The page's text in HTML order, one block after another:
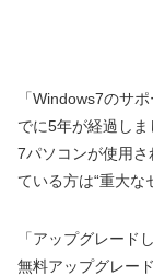
「Windows7のサ
でに5年が経過し
7パソコンが使用さ
ている方は“重大な
「アップグレード
無料アップグレー